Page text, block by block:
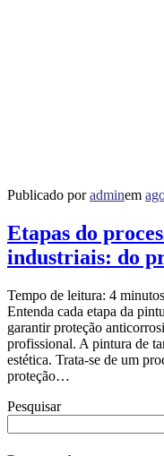
Publicado poradminem
Etapas do
industriais: do
Tempo de leitura: 4 minutos
Entenda cada etapa da
garantir proteção
profissional. A pintura de
estética. Trata-se de um
proteção…
Pesquisar